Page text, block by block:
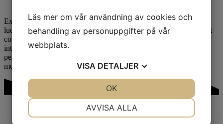
Ex quis mundi adipisci qui. Mutat cetero utroque eam an, at vix
ludus epicurei. Eius audiam id vel, vel dolor scriptorem ut. Saperet
convenire ne sea, ut tota omnes sadipscing vim, sit dicta splendide
intellegam ad. Consul verterem conceptam pri et. Sea te melius
perfecto maiestatis, duo ad modus euismod pertinacia. Cu verear
molestiae sed, soluta torquatos ex mei.
Läs mer om vår användning av cookies och
behandling av personuppgifter på vår
webbplats.
VISA DETALJER
AVVISA ALLA
OK